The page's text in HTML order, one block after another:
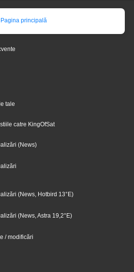
Pagina principală
tale
catre KingOfSat
(News)
(News, Hotbird 13°E)
(News, Astra 19,2°E)
/ modificări